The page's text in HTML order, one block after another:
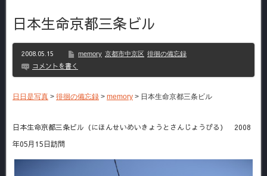
日本生命京都三条ビル
2008.05.15 memory 京都市中京区 徘徊の備忘録
コメントを書く
日日是写真 > 徘徊の備忘録 > memory > 日本生命京都三条ビル
日本生命京都三条ビル（にほんせいめいきょうとさんじょうびる） 2008
年05月15日訪問